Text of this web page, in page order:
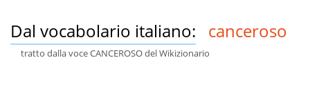
Dal vocabolario italiano: canceroso
tratto dalla voce CANCEROSO del Wikizionario